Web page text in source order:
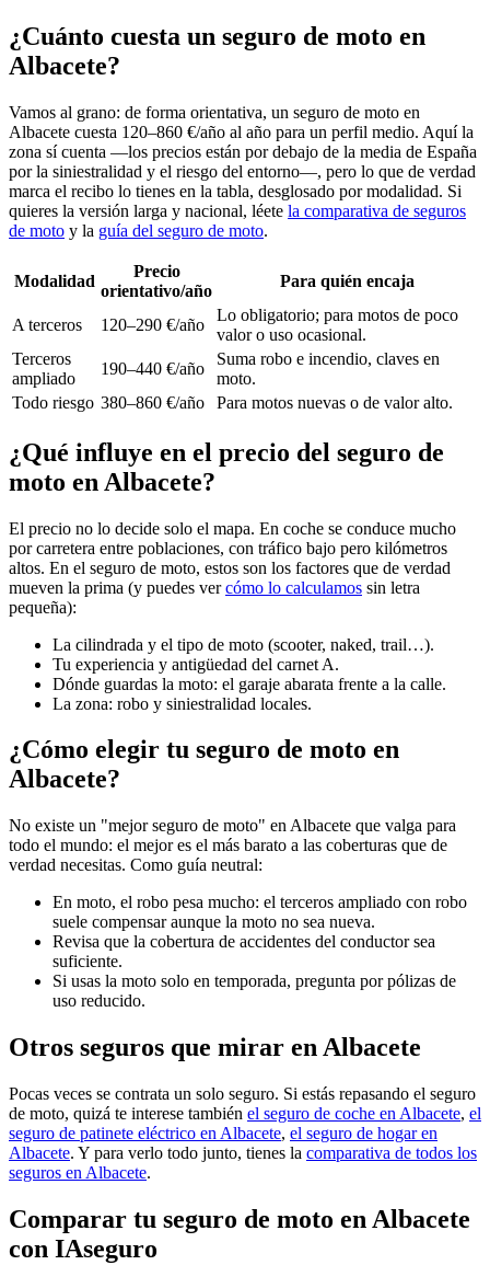
¿Cuánto cuesta un seguro de moto en
Albacete?
Vamos al grano: de forma orientativa, un seguro de moto en
Albacete cuesta 120–860 €/año al año para un perfil medio. Aquí la
zona sí cuenta —los precios están por debajo de la media de España
por la siniestralidad y el riesgo del entorno—, pero lo que de verdad
marca el recibo lo tienes en la tabla, desglosado por modalidad. Si
quieres la versión larga y nacional, léete la comparativa de seguros
de moto y la guía del seguro de moto.
Modalidad
Precio
orientativo/año
Para quién encaja
A terceros 120–290 €/año
Lo obligatorio; para motos de poco
valor o uso ocasional.
Terceros
ampliado
190–440 €/año
Suma robo e incendio, claves en
moto.
Todo riesgo 380–860 €/año Para motos nuevas o de valor alto.
¿Qué influye en el precio del seguro de
moto en Albacete?
El precio no lo decide solo el mapa. En coche se conduce mucho
por carretera entre poblaciones, con tráfico bajo pero kilómetros
altos. En el seguro de moto, estos son los factores que de verdad
mueven la prima (y puedes vercómo lo calculamos sin letra
pequeña):
La cilindrada y el tipo de moto (scooter, naked, trail…).
Tu experiencia y antigüedad del carnet A.
Dónde guardas la moto: el garaje abarata frente a la calle.
La zona: robo y siniestralidad locales.
¿Cómo elegir tu seguro de moto en
Albacete?
No existe un "mejor seguro de moto" en Albacete que valga para
todo el mundo: el mejor es el más barato a las coberturas que de
verdad necesitas. Como guía neutral:
En moto, el robo pesa mucho: el terceros ampliado con robo
suele compensar aunque la moto no sea nueva.
Revisa que la cobertura de accidentes del conductor sea
suficiente.
Si usas la moto solo en temporada, pregunta por pólizas de
uso reducido.
Otros seguros que mirar en Albacete
Pocas veces se contrata un solo seguro. Si estás repasando el seguro
de moto, quizá te interese también el seguro de coche en Albacete, el
seguro de patinete eléctrico en Albacete, el seguro de hogar en
Albacete. Y para verlo todo junto, tienes la comparativa de todos los
seguros en Albacete.
Comparar tu seguro de moto en Albacete
con IAseguro